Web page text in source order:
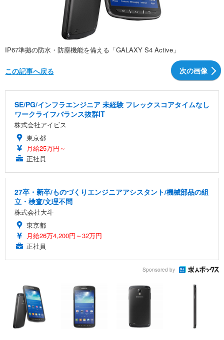
IP67準拠の防水・防塵機能を備える「GALAXY S4 Active」
次の画像
この記事へ戻る
SE/PG/インフラエンジニア 未経験 フレックスコアタイムなし
ワークライフバランス抜群IT
株式会社アイビス
東京都
月給25万円～
正社員
27卒・新卒/ものづくりエンジニアアシスタント/機械部品の組
立・検査/文理不問
株式会社大斗
東京都
月給26万4,200円～32万円
正社員
Sponsored by